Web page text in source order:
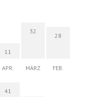
11
APR.
32
MÄRZ
28
FEB.
41